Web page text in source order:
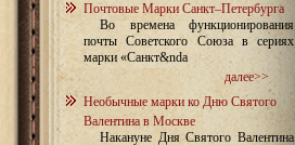
Почтовые Марки Санкт–Петербурга
Во времена функционирования
почты Советского Союза в сериях
марки «Санкт&nda
далее>>
Необычные марки ко Дню Святого
Валентина в Москве
Накануне Дня Святого Валентина